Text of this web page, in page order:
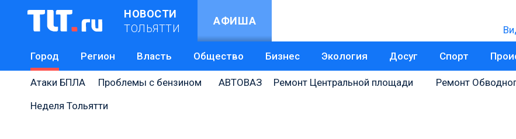
НОВОСТИ
ТОЛЬЯТТИ
АФИША
Город Регион Власть Общество Бизнес Экология Досуг Спорт
Атаки БПЛА Проблемы с бензином АВТОВАЗ Ремонт Центральной площади Ремонт
Неделя Тольятти